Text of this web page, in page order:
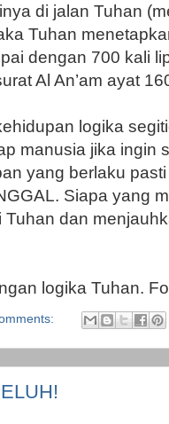
di jalan Tuhan
Tuhan
dengan 700 kali
Al An’am ayat
logika
manusia jika ingin
yang berlaku
Siapa yang
Tuhan dan
logika Tuhan.